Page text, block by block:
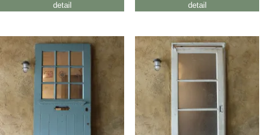
detail detail